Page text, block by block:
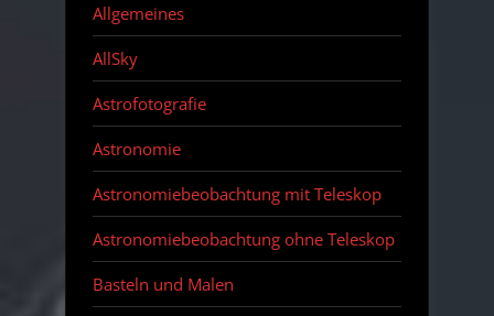
Allgemeines
AllSky
Astrofotografie
Astronomie
Astronomiebeobachtung mit Teleskop
Astronomiebeobachtung ohne Teleskop
Basteln und Malen